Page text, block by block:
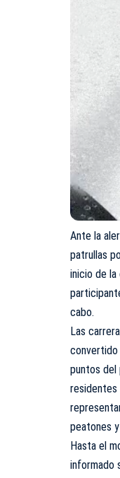
Ante la
patrullas
inicio de la
cabo.
Las
puntos del
residentes
peatones
Hasta el
informado